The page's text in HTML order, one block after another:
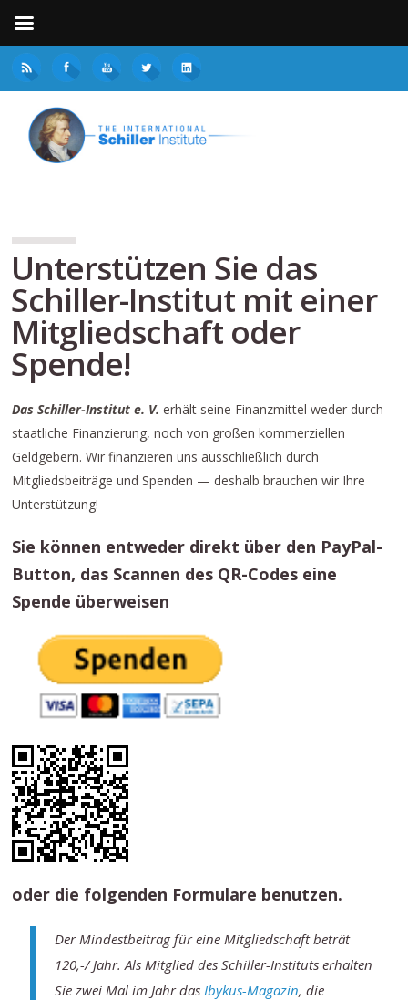
Unterstützen Sie das
Schiller-Institut mit einer
Mitgliedschaft oder
Spende!
Das Schiller-Institut e. V.erhält seine Finanzmittel weder durch
staatliche Finanzierung, noch von großen kommerziellen
Geldgebern. Wir finanzieren uns ausschließlich durch
Mitgliedsbeiträge und Spenden — deshalb brauchen wir Ihre
Unterstützung!
Sie können entweder direkt über den PayPal-
Button, das Scannen des QR-Codes eine
Spende überweisen
oder die folgenden Formulare benutzen.
Der Mindestbeitrag für eine Mitgliedschaft beträt
120,-/ Jahr. Als Mitglied des Schiller-Instituts erhalten
Sie zwei Mal im Jahr das Ibykus-Magazin, die